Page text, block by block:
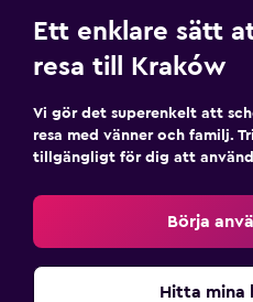
Ett enklare sätt
resa till Kraków
Vi gör det superenkelt att
resa med vänner och familj.
tillgängligt för dig att
Börja
Hitta mina